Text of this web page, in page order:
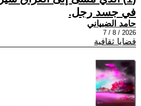
في جسد رجل.
حامد الضبياني
2026 / 8 / 7
قضايا ثقافية